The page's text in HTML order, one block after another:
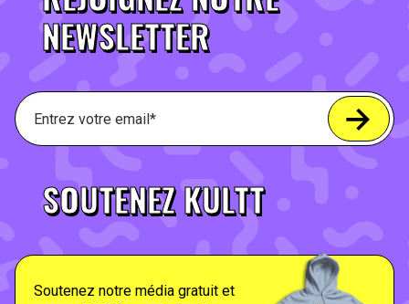
NEWSLETTER
SOUTENEZ KULTT
Soutenez notre média gratuit et